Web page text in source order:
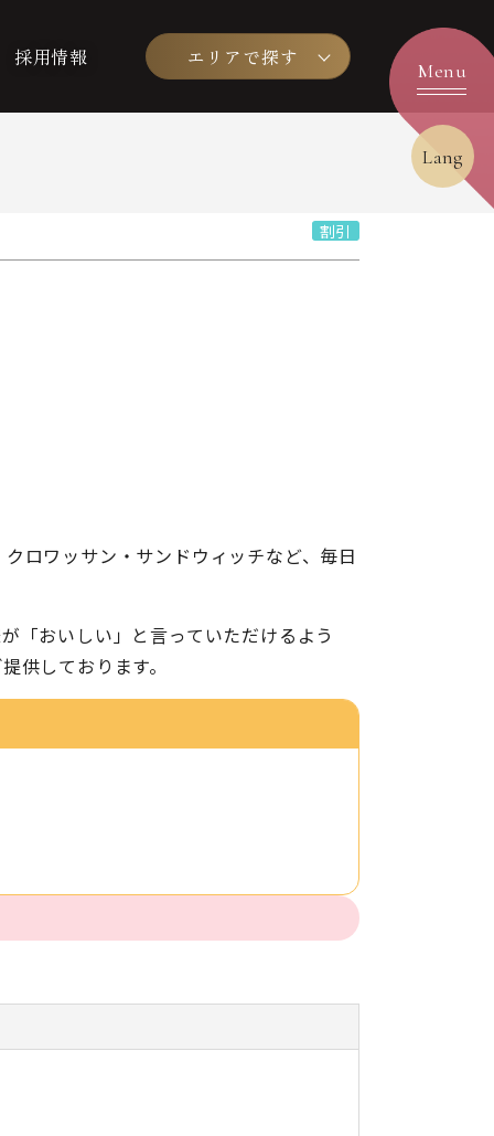
採用情報 エリアで探す
Lang
割引
ロワッサン・サンドウィッチなど、毎日
「おいしい」と言っていただけるよう
供しております。